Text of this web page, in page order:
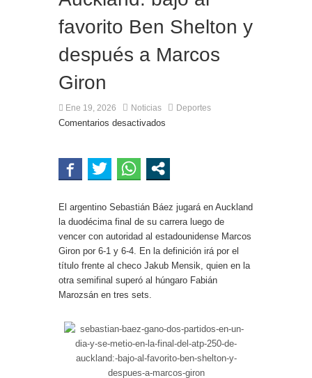
favorito Ben Shelton y
después a Marcos
Giron
Ene 19, 2026 Noticias Deportes
Comentarios desactivados
El argentino Sebastián Báez jugará en Auckland
la duodécima final de su carrera luego de
vencer con autoridad al estadounidense Marcos
Giron por 6-1 y 6-4. En la definición irá por el
título frente al checo Jakub Mensik, quien en la
otra semifinal superó al húngaro Fabián
Marozsán en tres sets.